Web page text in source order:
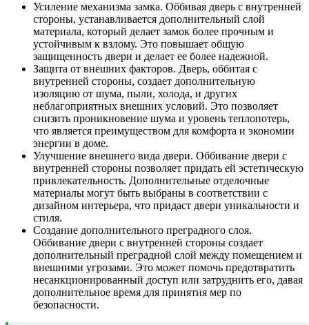
Усиление механизма замка. Оббивая дверь с внутренней
стороны, устанавливается дополнительный слой
материала, который делает замок более прочным и
устойчивым к взлому. Это повышает общую
защищенность двери и делает ее более надежной.
Защита от внешних факторов. Дверь, оббитая с
внутренней стороны, создает дополнительную
изоляцию от шума, пыли, холода, и других
неблагоприятных внешних условий. Это позволяет
снизить проникновение шума и уровень теплопотерь,
что является преимуществом для комфорта и экономии
энергии в доме.
Улучшение внешнего вида двери. Оббивание двери с
внутренней стороны позволяет придать ей эстетическую
привлекательность. Дополнительные отделочные
материалы могут быть выбраны в соответствии с
дизайном интерьера, что придаст двери уникальности и
стиля.
Создание дополнительного преградного слоя.
Оббивание двери с внутренней стороны создает
дополнительный преградной слой между помещением и
внешними угрозами. Это может помочь предотвратить
несанкционированный доступ или затруднить его, давая
дополнительное время для принятия мер по
безопасности.